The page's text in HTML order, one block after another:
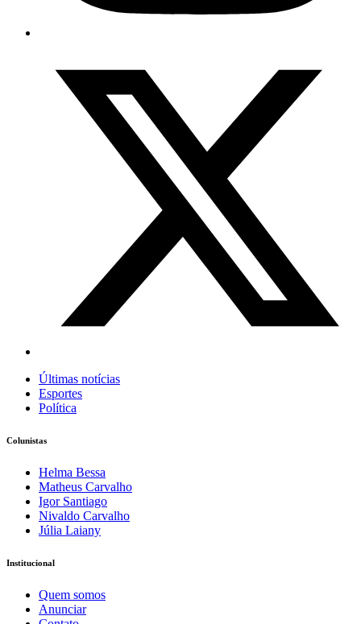
Últimas notícias
Esportes
Política
Colunistas
Helma Bessa
Matheus Carvalho
Igor Santiago
Nivaldo Carvalho
Júlia Laiany
Institucional
Quem somos
Anunciar